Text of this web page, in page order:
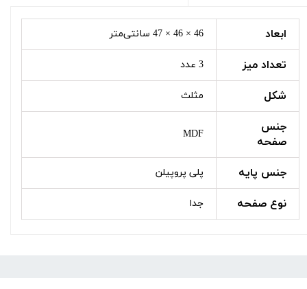
ابعاد 46 × 46 × 47 سانتی‌متر
تعداد میز 3 عدد
شکل مثلث
جنس
صفحه
MDF
جنس پایه پلی پروپیلن
نوع صفحه جدا